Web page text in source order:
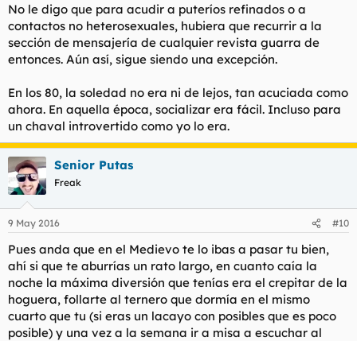
No le digo que para acudir a puteríos refinados o a
contactos no heterosexuales, hubiera que recurrir a la
sección de mensajería de cualquier revista guarra de
entonces. Aún así, sigue siendo una excepción.
En los 80, la soledad no era ni de lejos, tan acuciada como
ahora. En aquella época, socializar era fácil. Incluso para
un chaval introvertido como yo lo era.
Senior Putas
Freak
9 May 2016 #10
Pues anda que en el Medievo te lo ibas a pasar tu bien,
ahí si que te aburrías un rato largo, en cuanto caía la
noche la máxima diversión que tenías era el crepitar de la
hoguera, follarte al ternero que dormía en el mismo
cuarto que tu (si eras un lacayo con posibles que es poco
posible) y una vez a la semana ir a misa a escuchar al